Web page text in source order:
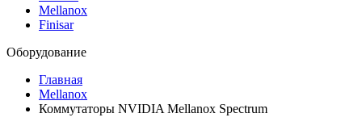
Mellanox
Finisar
Оборудование
Главная
Mellanox
Коммутаторы NVIDIA Mellanox Spectrum